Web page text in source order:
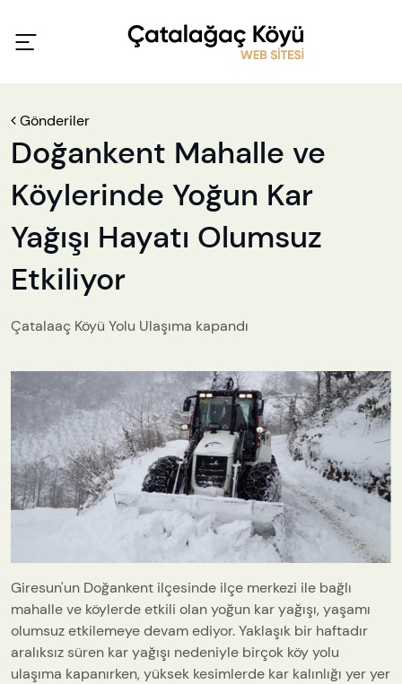
Gönderiler
Doğankent Mahalle ve
Köylerinde Yoğun Kar
Yağışı Hayatı Olumsuz
Etkiliyor
Çatalaaç Köyü Yolu Ulaşıma kapandı
Giresun'un Doğankent ilçesinde ilçe merkezi ile bağlı
mahalle ve köylerde etkili olan yoğun kar yağışı, yaşamı
olumsuz etkilemeye devam ediyor. Yaklaşık bir haftadır
aralıksız süren kar yağışı nedeniyle birçok köy yolu
ulaşıma kapanırken, yüksek kesimlerde kar kalınlığı yer yer